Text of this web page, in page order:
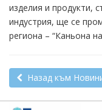
изделия и продукти,
индустрия, ще се
региона – “Каньона
Назад към